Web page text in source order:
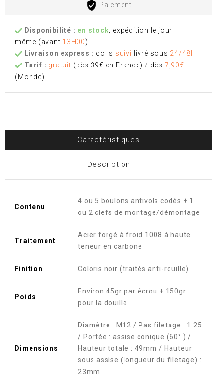
Paiement
Disponibilité : en stock , expédition le jour
même (avant 13H00)
Livraison express : colis suivi livré sous 24/48H
Tarif : gratuit (dès 39€ en France) / dès 7,90€
(Monde)
Caractéristiques
Description
Contenu
4 ou 5 boulons antivols codés + 1
ou 2 clefs de montage/démontage
Traitement
Acier forgé à froid 1008 à haute
teneur en carbone
Finition Coloris noir (traités anti-rouille)
Poids
Environ 45gr par écrou + 150gr
pour la douille
Dimensions
Diamètre : M12 / Pas filetage : 1.25
/ Portée : assise conique (60° ) /
Hauteur totale : 49mm / Hauteur
sous assise (longueur du filetage) :
23mm